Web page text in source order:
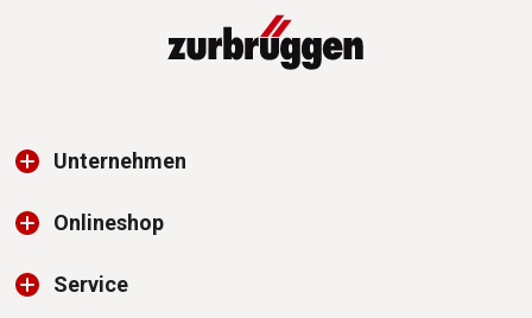
Unternehmen
Onlineshop
Service